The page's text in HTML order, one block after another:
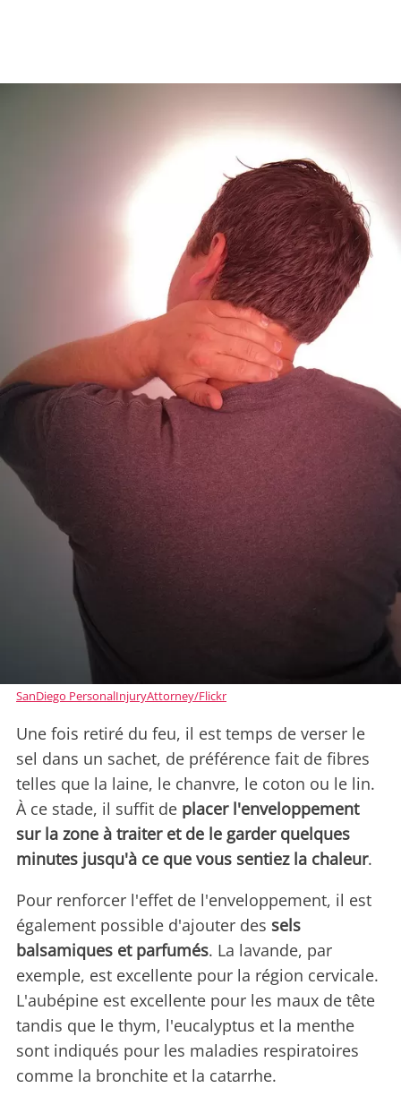
SanDiego PersonalInjuryAttorney/Flickr
Une fois retiré du feu, il est temps de verser le
sel dans un sachet, de préférence fait de fibres
telles que la laine, le chanvre, le coton ou le lin.
À ce stade, il suffit de placer l'enveloppement
sur la zone à traiter et de le garder quelques
minutes jusqu'à ce que vous sentiez la chaleur.
Pour renforcer l'effet de l'enveloppement, il est
également possible d'ajouter des sels
balsamiques et parfumés. La lavande, par
exemple, est excellente pour la région cervicale.
L'aubépine est excellente pour les maux de tête
tandis que le thym, l'eucalyptus et la menthe
sont indiqués pour les maladies respiratoires
comme la bronchite et la catarrhe.